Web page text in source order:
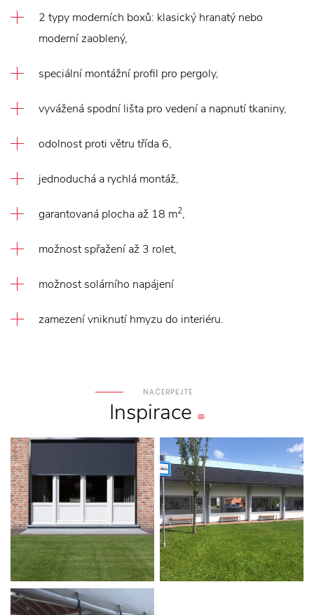
2 typy moderních boxů: klasický hranatý nebo
moderní zaoblený,
speciální montážní profil pro pergoly,
vyvážená spodní lišta pro vedení a napnutí tkaniny,
odolnost proti větru třída 6,
jednoduchá a rychlá montáž,
garantovaná plocha až 18 m2,
možnost spřažení až 3 rolet,
možnost solárního napájení
zamezení vniknutí hmyzu do interiéru.
NAČERPEJTE
Inspirace